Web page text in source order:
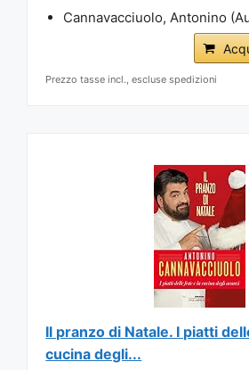
Cannavacciuolo, Antonino
Prezzo tasse incl., escluse spedizioni
Il pranzo di Natale. I piatti
cucina degli...